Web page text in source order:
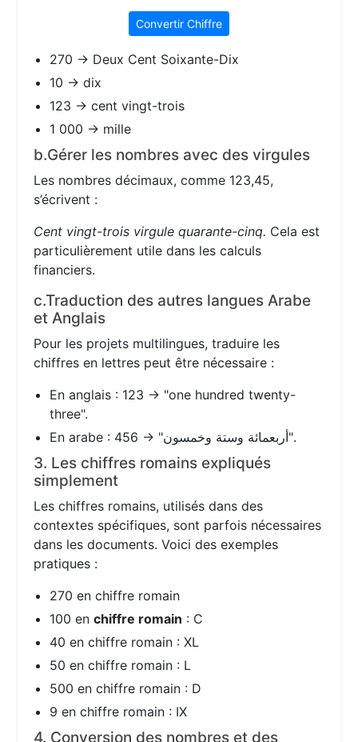
Convertir Chiffre
270 → Deux Cent Soixante-Dix
10 → dix
123 → cent vingt-trois
1 000 → mille
b.Gérer les nombres avec des virgules
Les nombres décimaux, comme 123,45,
s’écrivent :
Cent vingt-trois virgule quarante-cinq. Cela est
particulièrement utile dans les calculs
financiers.
c.Traduction des autres langues Arabe
et Anglais
Pour les projets multilingues, traduire les
chiffres en lettres peut être nécessaire :
En anglais : 123 → "one hundred twenty-
three".
En arabe : 456 → "أربعمائة وستة وخمسون".
3. Les chiffres romains expliqués
simplement
Les chiffres romains, utilisés dans des
contextes spécifiques, sont parfois nécessaires
dans les documents. Voici des exemples
pratiques :
270 en chiffre romain
100 enchiffre romain : C
40 en chiffre romain : XL
50 en chiffre romain : L
500 en chiffre romain : D
9 en chiffre romain : IX
4. Conversion des nombres et des